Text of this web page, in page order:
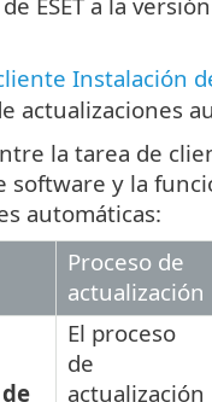
Instalación
actualizaciones
la tarea de
software y la
automáticas:
Proceso de
actualización
El proceso
de
actualización